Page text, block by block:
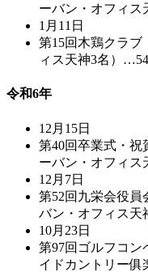
ーバン・オフィス
1月11日
第15回木鶏クラブ
ィス天神3名）
令和6年
12月15日
第40回卒業式・祝
ーバン・オフィ
12月7日
第52回九栄会役員
バン・オフィス天
10月23日
第97回ゴルフコン
イドカントリー